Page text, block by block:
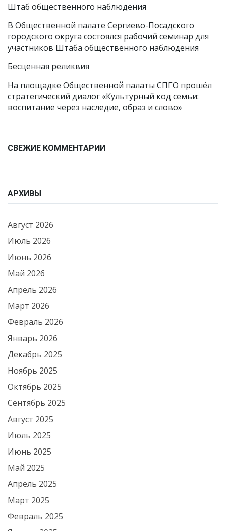
Штаб общественного наблюдения
В Общественной палате Сергиево-Посадского
городского округа состоялся рабочий семинар для
участников Штаба общественного наблюдения
Бесценная реликвия
На площадке Общественной палаты СПГО прошёл
стратегический диалог «Культурный код семьи:
воспитание через наследие, образ и слово»
СВЕЖИЕ КОММЕНТАРИИ
АРХИВЫ
Август 2026
Июль 2026
Июнь 2026
Май 2026
Апрель 2026
Март 2026
Февраль 2026
Январь 2026
Декабрь 2025
Ноябрь 2025
Октябрь 2025
Сентябрь 2025
Август 2025
Июль 2025
Июнь 2025
Май 2025
Апрель 2025
Март 2025
Февраль 2025